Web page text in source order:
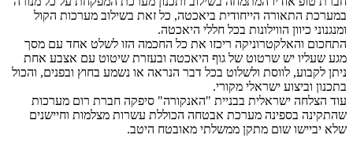
במערכת התאורה הייחודית ביאכטה, כל זאת בשילוב מערכות הקול
ומנגנוני כיוון הווילונות בכל חללי היאכטה.
התחכום והאלקטרוניקה ריכזו את כל החכמה הזו לשלט אחד עם מסך
מגע שעליו יש שרטוט של גוף היאכטה ובעזרת שיטוט עם אצבע אחת
ניתן לקבוע, לווסת ולשלוט בכל דבר הנראה או נשמע בחוץ ובפנים, והכול
בתכנון וביצוע ישראלי מקורי.
עוד הצלחה ישראלית בבניית "האנקורה" סיפקה חברת רום מערכות
שהתקינה בספינה מערכת אבטחה הכוללת עשרות מצלמות וחיישנים
שלא יביישו שום מתקן ממשלתי מאובטח היטב.